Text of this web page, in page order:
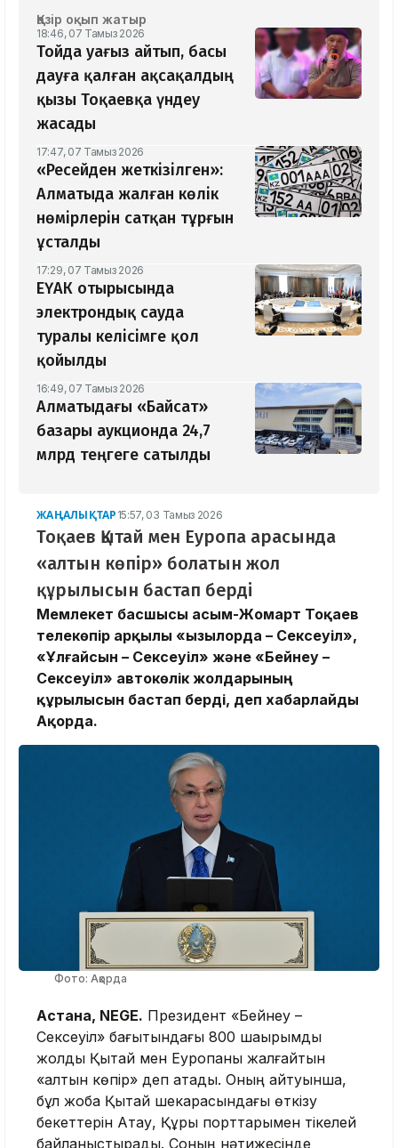
Қазір оқып жатыр
18:46, 07 Тамыз 2026
Тойда уағыз айтып, басы
дауға қалған ақсақалдың
қызы Тоқаевқа үндеу
жасады
17:47, 07 Тамыз 2026
«Ресейден жеткізілген»:
Алматыда жалған көлік
нөмірлерін сатқан тұрғын
ұсталды
17:29, 07 Тамыз 2026
ЕҮАК отырысында
электрондық сауда
туралы келісімге қол
қойылды
16:49, 07 Тамыз 2026
Алматыдағы «Байсат»
базары аукционда 24,7
млрд теңгеге сатылды
ЖАҢАЛЫҚТАР 15:57, 03 Тамыз 2026
Тоқаев Қытай мен Еуропа арасында
«алтын көпір» болатын жол
құрылысын бастап берді
Мемлекет басшысы Қасым-Жомарт Тоқаев
телекөпір арқылы «Қызылорда – Сексеуіл»,
«Ұлғайсын – Сексеуіл» және «Бейнеу –
Сексеуіл» автокөлік жолдарының
құрылысын бастап берді, деп хабарлайды
Ақорда.
Фото: Ақорда
Астана, NEGE. Президент «Бейнеу –
Сексеуіл» бағытындағы 800 шақырымдық
жолды Қытай мен Еуропаны жалғайтын
«алтын көпір» деп атады. Оның айтуынша,
бұл жоба Қытай шекарасындағы өткізу
бекеттерін Ақтау, Құрық порттарымен тікелей
байланыстырады. Соның нәтижесінде